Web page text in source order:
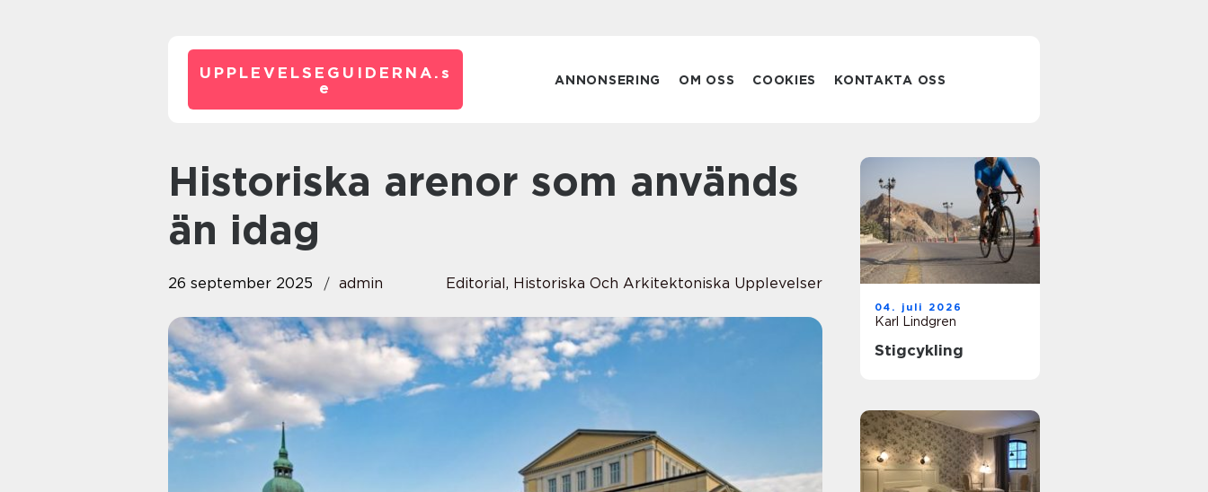
UPPLEVELSEGUIDERNA. s
e
ANNONSERING OM OSS COOKIES KONTAKTA OSS
Historiska arenor som används
än idag
26 september 2025 admin Editorial, Historiska Och Arkitektoniska Upplevelser
04. juli 2026
Karl Lindgren
Stigcykling